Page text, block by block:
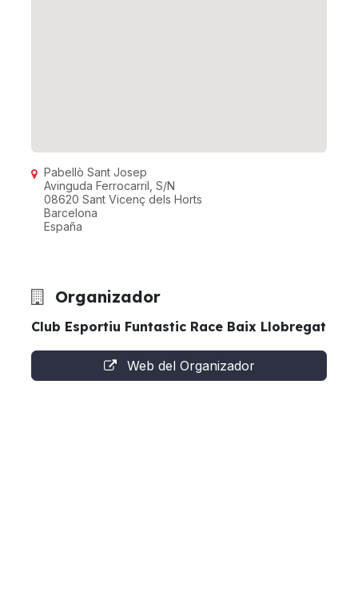
Pabellò Sant Josep
Avinguda Ferrocarril, S/N
08620 Sant Vicenç dels Horts
Barcelona
España
Organizador
Club Esportiu Funtastic Race Baix Llobregat
Web del Organizador